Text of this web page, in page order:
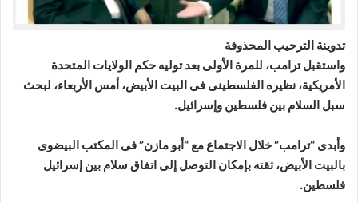
تدوينة الترحيب المحذوفة
واستقبل ترامب، للمرة الأولى بعد توليه حكم الولايات المتحدة
الأمريكية، نظيره الفلسطينى فى البيت الأبيض، أمس الأربعاء، لبحث
سبل السلام بين فلسطين وإسرائيل.
وأبدى “ترامب” خلال الاجتماع مع “أبو مازن” فى المكتب البيضوى
بالبيت الأبيض، ثقته بإمكان التوصل إلى اتفاق سلام بين إسرائيل
فلسطين.